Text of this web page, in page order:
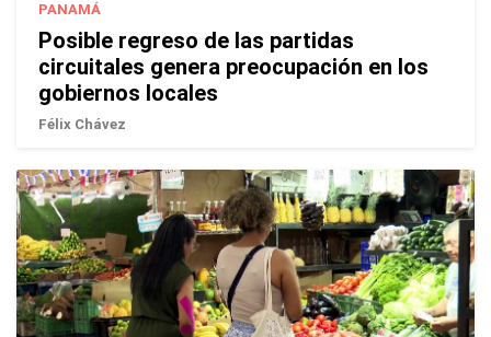
PANAMÁ
Posible regreso de las partidas
circuitales genera preocupación en los
gobiernos locales
Félix Chávez